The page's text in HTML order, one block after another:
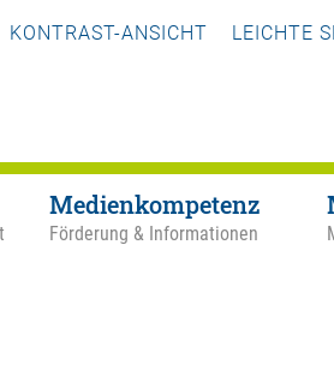
KONTRAST-ANSICHT LEICHTE
Medienkompetenz
Förderung & Informationen